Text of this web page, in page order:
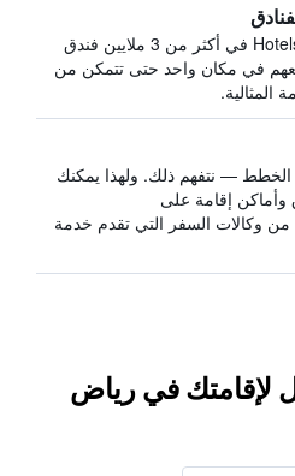
يبحث HotelsCombined في أكثر من 3 ملايين فندق
في مكان واحد حتى تتمكن من
المثالية.
الخطط — نتفهم ذلك. ولهذا يمكنك
إقامة على
HotelsCombined من وكالات السفر التي تقدم خدمة
لإقامتك في رياض